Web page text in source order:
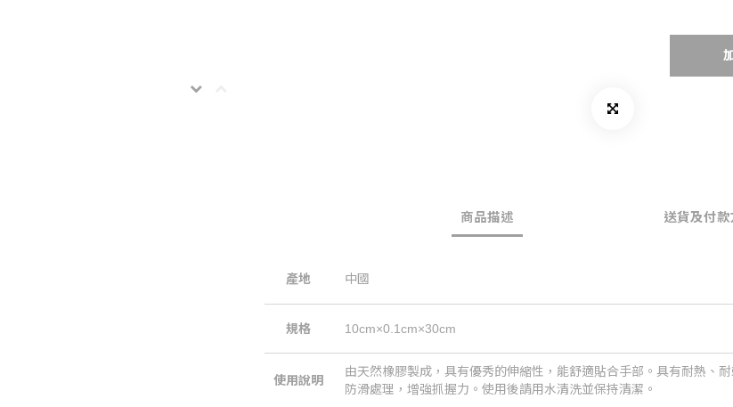
商品描述 送貨及付
產地 中國
規格 10cm×0.1cm×30cm
使用說明
由天然橡膠製成，具有優秀的伸縮性，能舒適貼合手部。具有耐熱、
防滑處理，增強抓握力。使用後請用水清洗並保持清潔。